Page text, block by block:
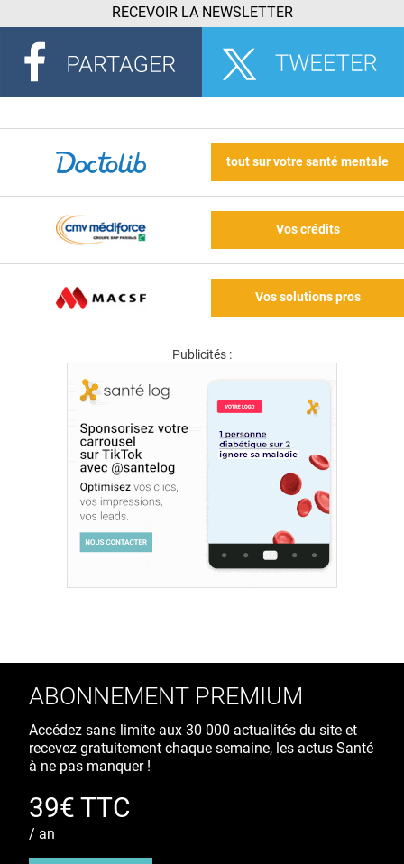
RECEVOIR LA NEWSLETTER
tout sur votre santé mentale
Vos crédits
Vos solutions pros
Publicités :
ABONNEMENT PREMIUM
Accédez sans limite aux 30 000 actualités du site et
recevez gratuitement chaque semaine, les actus Santé
à ne pas manquer !
39€ TTC
/ an